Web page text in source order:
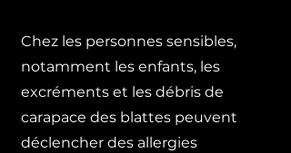
Chez les personnes sensibles,
notamment les enfants, les
excréments et les débris de
carapace des blattes peuvent
déclencher des allergies